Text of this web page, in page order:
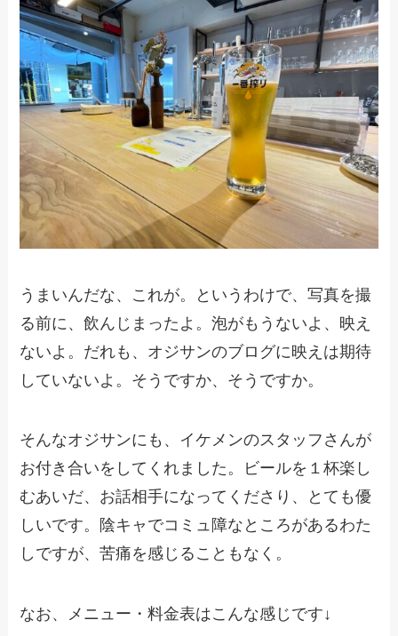
うまいんだな、これが。というわけで、写真を撮
る前に、飲んじまったよ。泡がもうないよ、映え
ないよ。だれも、オジサンのブログに映えは期待
していないよ。そうですか、そうですか。
そんなオジサンにも、イケメンのスタッフさんが
お付き合いをしてくれました。ビールを１杯楽し
むあいだ、お話相手になってくださり、とても優
しいです。陰キャでコミュ障なところがあるわた
しですが、苦痛を感じることもなく。
なお、メニュー・料金表はこんな感じです↓